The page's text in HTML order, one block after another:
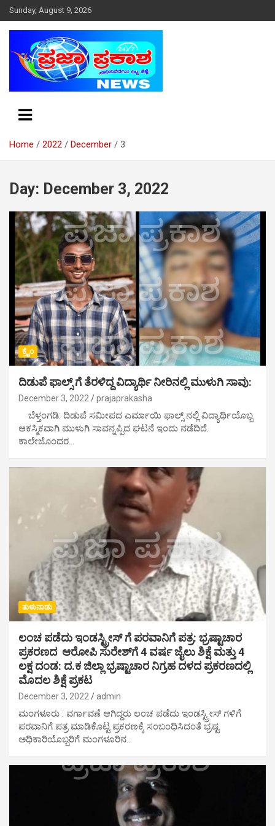
k
t
Sunday, August 9, 2026
Home 2022 December 3
Day: December 3, 2022
ಕ್ರೈಂ
ದಿಡುಪೆ ಫಾಲ್ಸ್ ಗೆ ತೆರಳಿದ್ದ ವಿದ್ಯಾರ್ಥಿ ನೀರಿನಲ್ಲಿ ಮುಳುಗಿ ಸಾವು:
December 3, 2022 prajaprakasha
ಬೆಳ್ತಂಗಡಿ: ದಿಡುಪೆ ಸಮೀಪದ ಎರ್ಮಾಯಿ ಫಾಲ್ಸ್ ನಲ್ಲಿ ವಿದ್ಯಾರ್ಥಿಯೊಬ್ಬ
ಆಕಸ್ಮಿಕವಾಗಿ ಮುಳುಗಿ ಸಾವನ್ನಪ್ಪಿದ ಘಟನೆ ಇಂದು ನಡೆದಿದೆ.
ಕಾಲೇಜೊಂದರ…
ತುಳುನಾಡು
ಲಂಚ ಪಡೆದು ಇಂಡಸ್ಟ್ರೀಸ್ ಗೆ ಪರವಾನಿಗೆ ಪತ್ರ: ಭ್ರಷ್ಟಾಚಾರ
ಪ್ರಕರಣದ ಆರೋಪಿ ಸುರೇಶ್‌ಗೆ 4 ವರ್ಷ ಜೈಲು ಶಿಕ್ಷೆ ಮತ್ತು 4
ಲಕ್ಷ ದಂಡ: ದ.ಕ ಜಿಲ್ಲಾ ಭ್ರಷ್ಟಾಚಾರ ನಿಗ್ರಹ ದಳದ ಪ್ರಕರಣದಲ್ಲಿ
ಮೊದಲ ಶಿಕ್ಷೆ ಪ್ರಕಟ
December 3, 2022 admin
ಮಂಗಳೂರು : ವರ್ಗಾವಣೆ ಆಗಿದ್ದರು ಲಂಚ ಪಡೆದು ಇಂಡಸ್ಟ್ರೀಸ್ ಗಳಿಗೆ
ಪರವಾನಿಗೆ ಪತ್ರ ಮಾಡಿಕೊಟ್ಟ ಪ್ರಕರಣಕ್ಕೆ ಸಂಬಂಧಿಸಿದಂತೆ ಭ್ರಷ್ಟ
ಅಧಿಕಾರಿಯೊಬ್ಬರಿಗೆ ಮಂಗಳೂರಿನ…